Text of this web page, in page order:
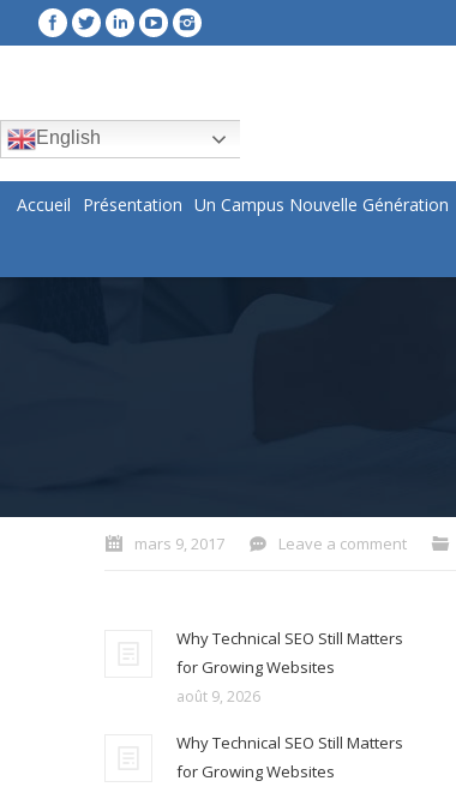
Accueil Présentation Un Campus Nouvelle Génération
mars 9, 2017 Leave a comment
Why Technical SEO Still Matters
for Growing Websites
août 9, 2026
Why Technical SEO Still Matters
for Growing Websites
English